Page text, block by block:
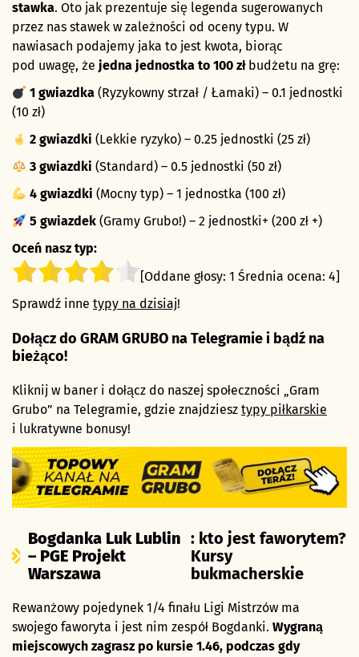
stawka. Oto jak prezentuje się legenda sugerowanych
przez nas stawek w zależności od oceny typu. W
nawiasach podajemy jaka to jest kwota, biorąc
pod uwagę, że jedna jednostka to 100 złbudżetu na grę:
1 gwiazdka (Ryzykowny strzał / Łamaki) – 0.1 jednostki
(10 zł)
2 gwiazdki (Lekkie ryzyko) – 0.25 jednostki (25 zł)
3 gwiazdki (Standard) – 0.5 jednostki (50 zł)
4 gwiazdki (Mocny typ) – 1 jednostka (100 zł)
5 gwiazdek (Gramy Grubo!) – 2 jednostki+ (200 zł +)
Oceń nasz typ:
[Oddane głosy: 1 Średnia ocena: 4]
Sprawdź inne typy na dzisiaj!
Dołącz do GRAM GRUBO na Telegramie i bądź na
bieżąco!
Kliknij w baner i dołącz do naszej społeczności „Gram
Grubo” na Telegramie, gdzie znajdziesz typy piłkarskie
i lukratywne bonusy!
Bogdanka Luk Lublin
– PGE Projekt
Warszawa
: kto jest faworytem?
Kursy
bukmacherskie
Rewanżowy pojedynek 1/4 finału Ligi Mistrzów ma
swojego faworyta i jest nim zespół Bogdanki. Wygraną
miejscowych zagrasz po kursie 1.46, podczas gdy